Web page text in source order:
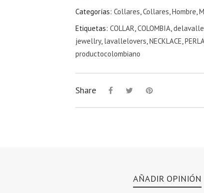
Categorías: Collares Collares Hombre
Etiquetas: COLLAR COLOMBIA delavalle
jewellry, lavallelovers NECKLACE
productocolombiano
Share
AÑADIR OPINIÓN